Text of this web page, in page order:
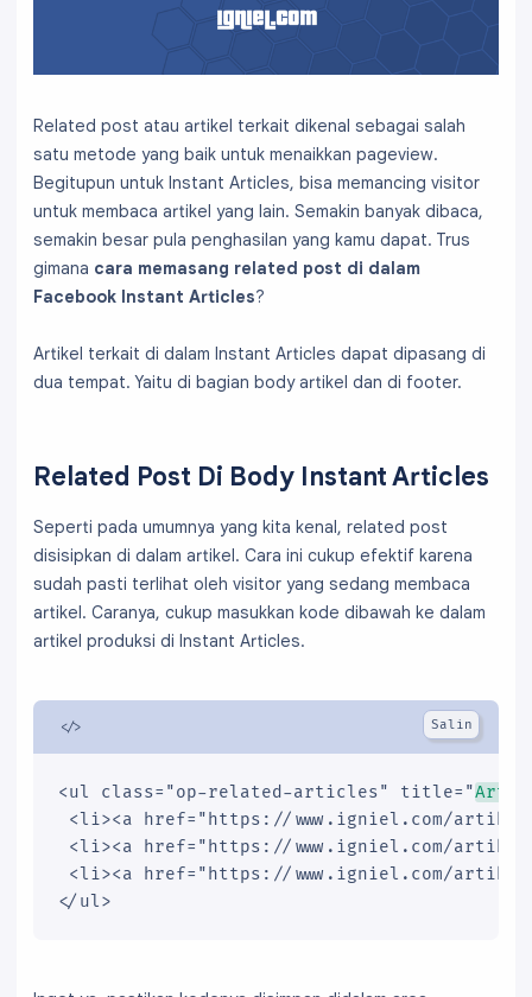
Related post atau artikel terkait dikenal sebagai salah
satu metode yang baik untuk menaikkan pageview.
Begitupun untuk Instant Articles, bisa memancing visitor
untuk membaca artikel yang lain. Semakin banyak dibaca,
semakin besar pula penghasilan yang kamu dapat. Trus
gimana cara memasang related post di dalam
Facebook Instant Articles?
Artikel terkait di dalam Instant Articles dapat dipasang di
dua tempat. Yaitu di bagian body artikel dan di footer.
Related Post Di Body Instant Articles
Seperti pada umumnya yang kita kenal, related post
disisipkan di dalam artikel. Cara ini cukup efektif karena
sudah pasti terlihat oleh visitor yang sedang membaca
artikel. Caranya, cukup masukkan kode dibawah ke dalam
artikel produksi di Instant Articles.
<ul class="op-related-articles" title="
<li><a href="https://www.igniel.com/
<li><a href="https://www.igniel.com/
<li><a href="https://www.igniel.com/
</ul>